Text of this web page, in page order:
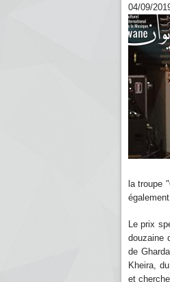
04/09/
la troupe
Le prix
douzaine
de
Kheira,
et